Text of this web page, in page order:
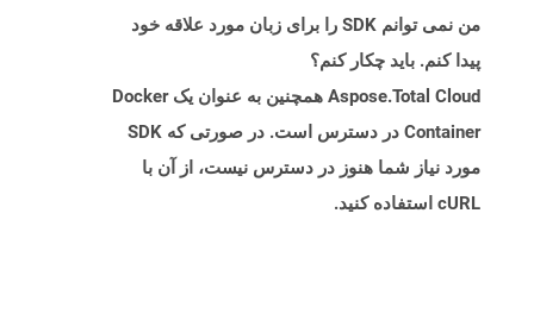
من نمی توانم SDK را برای زبان مورد علاقه خود
پیدا کنم. باید چکار کنم؟
Aspose.Total Cloud همچنین به عنوان یک Docker
Container در دسترس است. در صورتی که SDK
مورد نیاز شما هنوز در دسترس نیست، از آن با
cURL استفاده کنید.